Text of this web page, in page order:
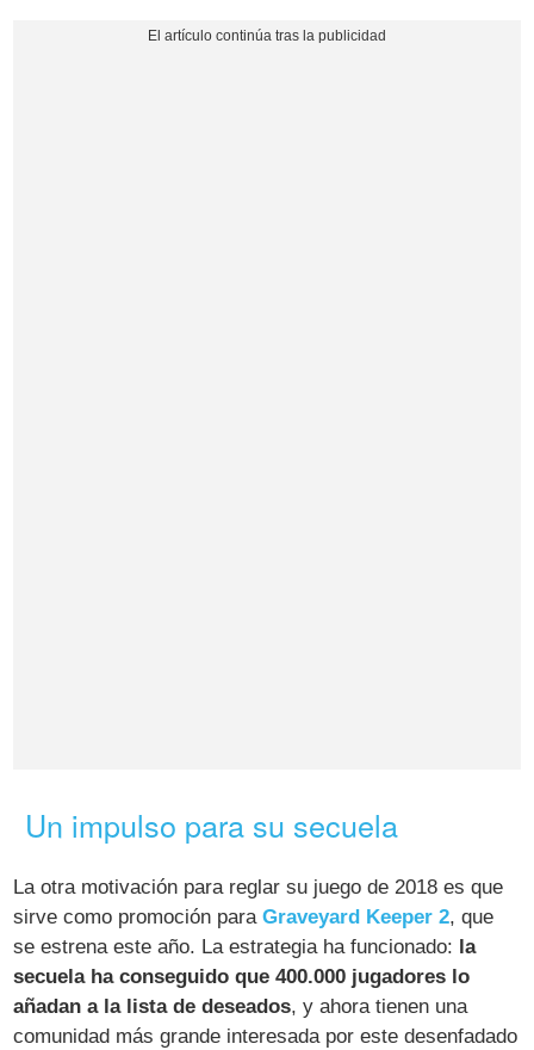
Un impulso para su secuela
La otra motivación para reglar su juego de 2018 es que
sirve como promoción paraGraveyard Keeper 2, que
se estrena este año. La estrategia ha funcionado: la
secuela ha conseguido que 400.000 jugadores lo
añadan a la lista de deseados, y ahora tienen una
comunidad más grande interesada por este desenfadado